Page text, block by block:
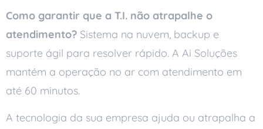
Como garantir que a T.I. não atrapalhe o
atendimento? Sistema na nuvem, backup e
suporte ágil para resolver rápido. A Ai Soluções
mantém a operação no ar com atendimento em
até 60 minutos.
A tecnologia da sua empresa ajuda ou atrapalha a